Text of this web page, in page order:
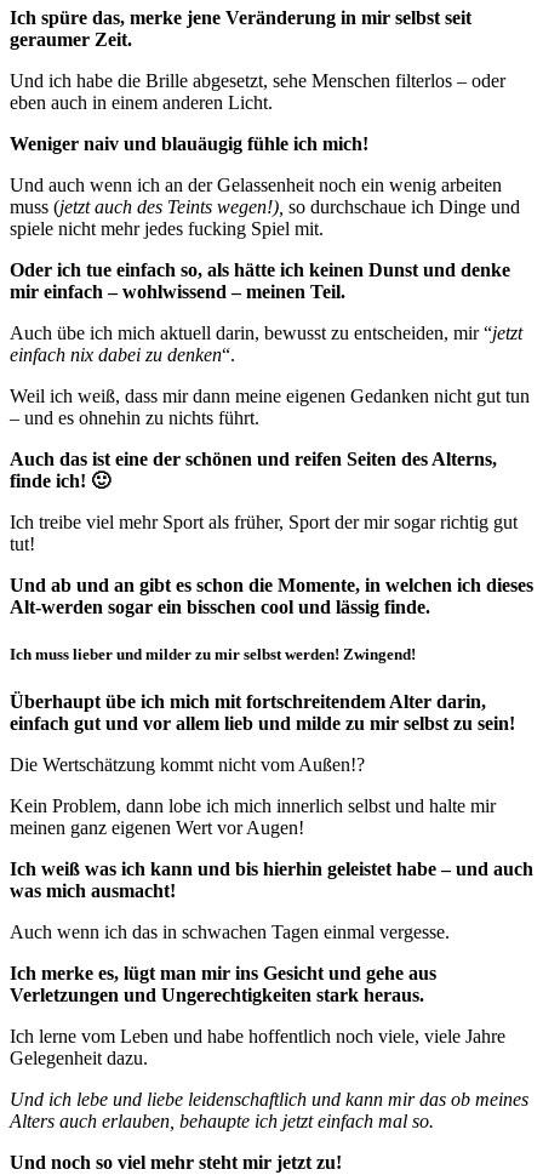
Ich spüre das, merke jene Veränderung in mir selbst seit
geraumer Zeit.
Und ich habe die Brille abgesetzt, sehe Menschen filterlos – oder
eben auch in einem anderen Licht.
Weniger naiv und blauäugig fühle ich mich!
Und auch wenn ich an der Gelassenheit noch ein wenig arbeiten
muss (jetzt auch des Teints wegen!), so durchschaue ich Dinge und
spiele nicht mehr jedes fucking Spiel mit.
Oder ich tue einfach so, als hätte ich keinen Dunst und denke
mir einfach – wohlwissend – meinen Teil.
Auch übe ich mich aktuell darin, bewusst zu entscheiden, mir “jetzt
einfach nix dabei zu denken“.
Weil ich weiß, dass mir dann meine eigenen Gedanken nicht gut tun
– und es ohnehin zu nichts führt.
Auch das ist eine der schönen und reifen Seiten des Alterns,
finde ich! 🙂
Ich treibe viel mehr Sport als früher, Sport der mir sogar richtig gut
tut!
Und ab und an gibt es schon die Momente, in welchen ich dieses
Alt-werden sogar ein bisschen cool und lässig finde.
Ich muss lieber und milder zu mir selbst werden! Zwingend!
Überhaupt übe ich mich mit fortschreitendem Alter darin,
einfach gut und vor allem lieb und milde zu mir selbst zu sein!
Die Wertschätzung kommt nicht vom Außen!?
Kein Problem, dann lobe ich mich innerlich selbst und halte mir
meinen ganz eigenen Wert vor Augen!
Ich weiß was ich kann und bis hierhin geleistet habe – und auch
was mich ausmacht!
Auch wenn ich das in schwachen Tagen einmal vergesse.
Ich merke es, lügt man mir ins Gesicht und gehe aus
Verletzungen und Ungerechtigkeiten stark heraus.
Ich lerne vom Leben und habe hoffentlich noch viele, viele Jahre
Gelegenheit dazu.
Und ich lebe und liebe leidenschaftlich und kann mir das ob meines
Alters auch erlauben, behaupte ich jetzt einfach mal so.
Und noch so viel mehr steht mir jetzt zu!